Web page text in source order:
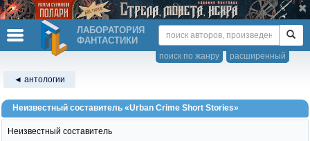
ЛАБОРАТОРИЯ
ФАНТАСТИКИ
расширенный
поиск по жанру
◄ антологии
Неизвестный составитель «Urban Crime Short Stories»
Неизвестный составитель